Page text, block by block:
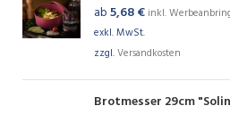
ab5,68€ inkl.
exkl. MwSt.
zzgl.Versandkosten
Brotmesser 29cm